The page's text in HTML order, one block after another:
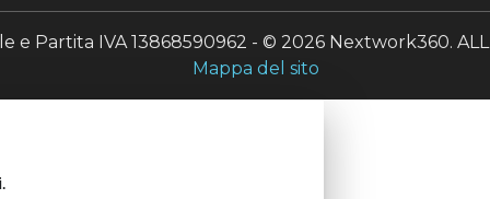
e Partita IVA 13868590962 - © 2026 Nextwork360. ALL
Mappa del sito